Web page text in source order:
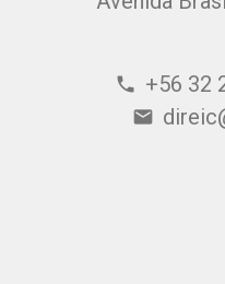
phone +56 32
email